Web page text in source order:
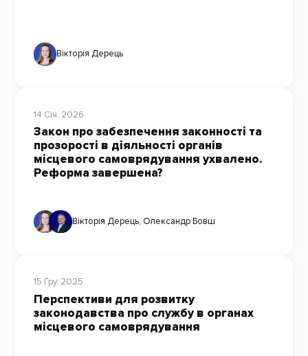
Вікторія Дерець
14 Січ, 2026
Закон про забезпечення законності та
прозорості в діяльності органів
місцевого самоврядування ухвалено.
Реформа завершена?
Вікторія Дерець, Олександр Бовш
15 Гру, 2025
Перспективи для розвитку
законодавства про службу в органах
місцевого самоврядування